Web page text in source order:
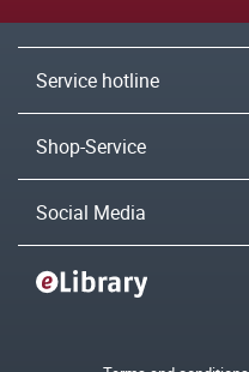
Service hotline
Shop-Service
Social Media